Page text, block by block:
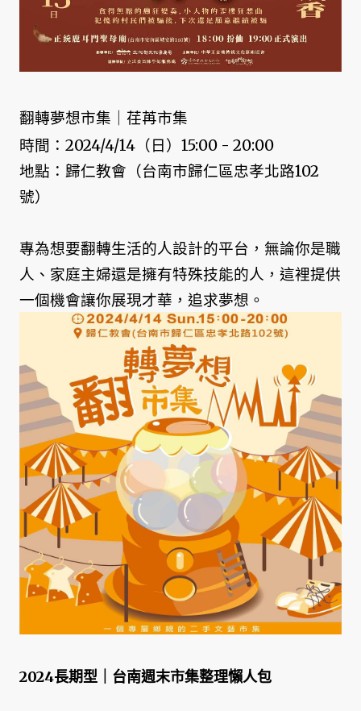
翻轉夢想市集｜荏苒市集
時間：2024/4/14（日）15:00 - 20:00
地點：歸仁教會（台南市歸仁區忠孝北路102
號）
專為想要翻轉生活的人設計的平台，無論你是職
人、家庭主婦還是擁有特殊技能的人，這裡提供
一個機會讓你展現才華，追求夢想。
2024長期型｜台南週末市集整理懶人包